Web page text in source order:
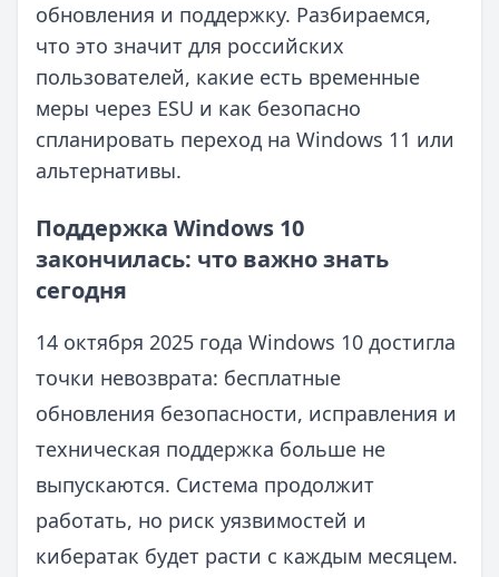
обновления и поддержку. Разбираемся,
что это значит для российских
пользователей, какие есть временные
меры через ESU и как безопасно
спланировать переход на Windows 11 или
альтернативы.
Поддержка Windows 10
закончилась: что важно знать
сегодня
14 октября 2025 года Windows 10 достигла
точки невозврата: бесплатные
обновления безопасности, исправления и
техническая поддержка больше не
выпускаются. Система продолжит
работать, но риск уязвимостей и
кибератак будет расти с каждым месяцем.